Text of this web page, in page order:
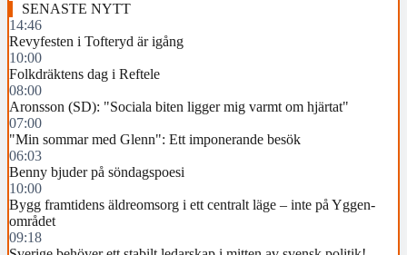
SENASTE NYTT
14:46
Revyfesten i Tofteryd är igång
10:00
Folkdräktens dag i Reftele
08:00
Aronsson (SD): "Sociala biten ligger mig varmt om hjärtat"
07:00
"Min sommar med Glenn": Ett imponerande besök
06:03
Benny bjuder på söndagspoesi
10:00
Bygg framtidens äldreomsorg i ett centralt läge – inte på Yggen-
området
09:18